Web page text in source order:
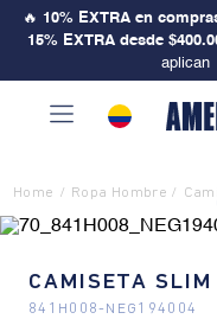
🔥 10% EXTRA en
15% EXTRA desde
aplican
Ropa Hombre
CAMISETA SLIM
841H008- NEG194004